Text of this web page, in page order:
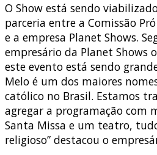
O Show está sendo
parceria entre a Comissão
e a empresa Planet Shows.
empresário da Planet Shows
este evento está sendo
Melo é um dos maiores
católico no Brasil. Estamos
agregar a programação com
Santa Missa e um teatro,
religioso” destacou o